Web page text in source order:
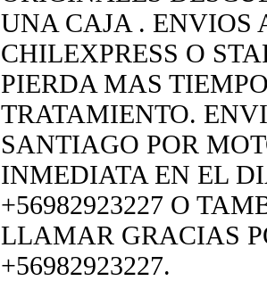
UNA CAJA . ENVIOS
CHILEXPRESS O
PIERDA MAS
TRATAMIENTO.
SANTIAGO POR
INMEDIATA EN EL
+56982923227 O
LLAMAR GRACIAS
+56982923227.